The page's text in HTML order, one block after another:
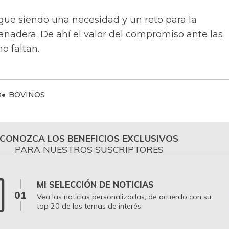
siendo una necesidad y un reto para la
De ahí el valor del compromiso ante las
faltan.
BOVINOS
CONOZCA LOS BENEFICIOS EXCLUSIVOS
PARA NUESTROS SUSCRIPTORES
01
MI SELECCIÓN DE NOTICIAS
Vea las noticias personalizadas, de acuerdo con su
top 20 de los temas de interés.